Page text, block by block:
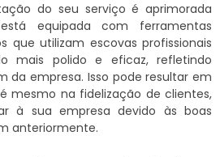
do seu serviço é aprimorada
equipada com ferramentas
que utilizam escovas profissionais
mais polido e eficaz, refletindo
da empresa. Isso pode resultar em
mesmo na fidelização de clientes,
à sua empresa devido às boas
anteriormente.